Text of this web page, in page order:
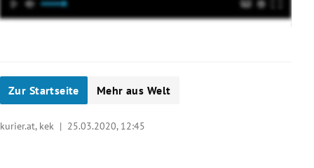
Zur Startseite Mehr aus Welt
kurier.at, kek | 25.03.2020, 12:45